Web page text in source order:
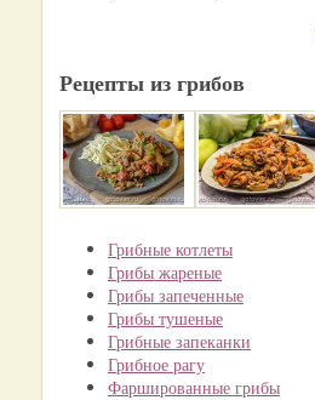
Рецепты из грибов
Грибные котлеты
Грибы жареные
Грибы запеченные
Грибы тушеные
Грибные запеканки
Грибное рагу
Фаршированные грибы